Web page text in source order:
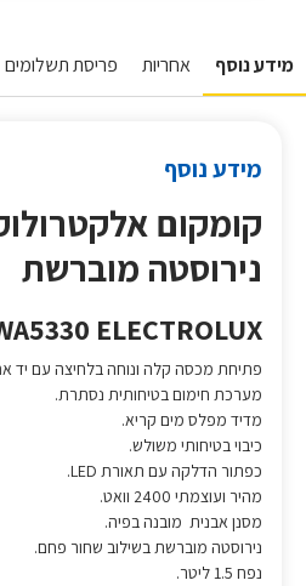
מידע נוסף אחריות פריסת תשלומים
מידע נוסף
קומקום
נירוסטה מוברשת
ELECTROLUX
פתיחת מכסה קלה ונוחה בלחיצה עם יד
מערכת חימום בטיחותית נסתרת.
מדיד מפלס מים קריא.
כיבוי בטיחותי משולש.
כפתור הדלקה עם תאורת LED.
מהיר ועוצמתי 2400 וואט.
מסנן אבנית מובנה בפיה.
נירוסטה מוברשת בשילוב שחור פחם.
נפח 1.5 ליטר.